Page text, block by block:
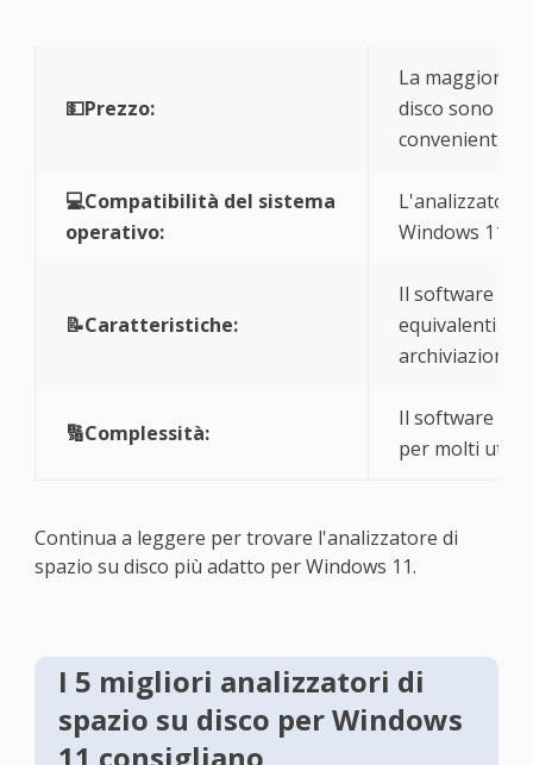
💵Prezzo:
La maggior
disco sono
convenienti.
💻Compatibilità del sistema
operativo:
L'analizzatore
Windows 11.
📝Caratteristiche:
Il software
equivalenti
archiviazione
🔢Complessità:
Il software di
per molti
​​​​​Continua a leggere per trovare l'analizzatore di
spazio su disco più adatto per Windows 11.
I 5 migliori analizzatori di
spazio su disco per Windows